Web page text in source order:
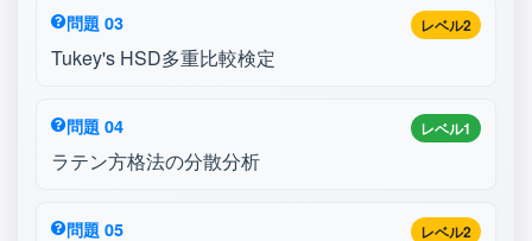
レベル2
問題 03
Tukey's HSD多重比較検定
レベル1
問題 04
ラテン方格法の分散分析
レベル2
問題 05